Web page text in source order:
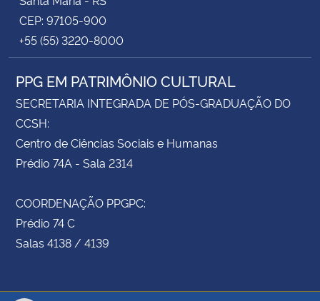
CEP: 97105-900
+55 (55) 3220-8000
PPG EM PATRIMÔNIO CULTURAL
SECRETARIA INTEGRADA DE PÓS-GRADUAÇÃO DO
CCSH:
Centro de Ciências Sociais e Humanas
Prédio 74A - Sala 2314
COORDENAÇÃO PPGPC:
Prédio 74 C
Salas 4138 / 4139